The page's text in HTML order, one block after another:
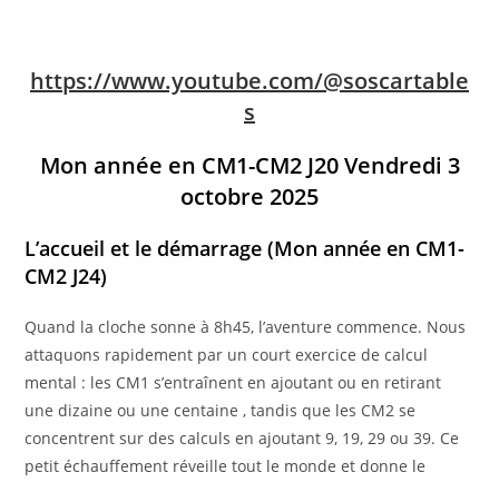
https://www.youtube.com/@soscartable
s
Mon année en CM1-CM2 J20 Vendredi 3
octobre 2025
L’accueil et le démarrage (Mon année en CM1-
CM2 J24)
Quand la cloche sonne à 8h45, l’aventure commence. Nous
attaquons rapidement par un court exercice de calcul
mental : les CM1 s’entraînent en ajoutant ou en retirant
une dizaine ou une centaine , tandis que les CM2 se
concentrent sur des calculs en ajoutant 9, 19, 29 ou 39. Ce
petit échauffement réveille tout le monde et donne le